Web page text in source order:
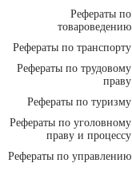
Рефераты по
товароведению
Рефераты по транспорту
Рефераты по трудовому
праву
Рефераты по туризму
Рефераты по уголовному
праву и процессу
Рефераты по управлению